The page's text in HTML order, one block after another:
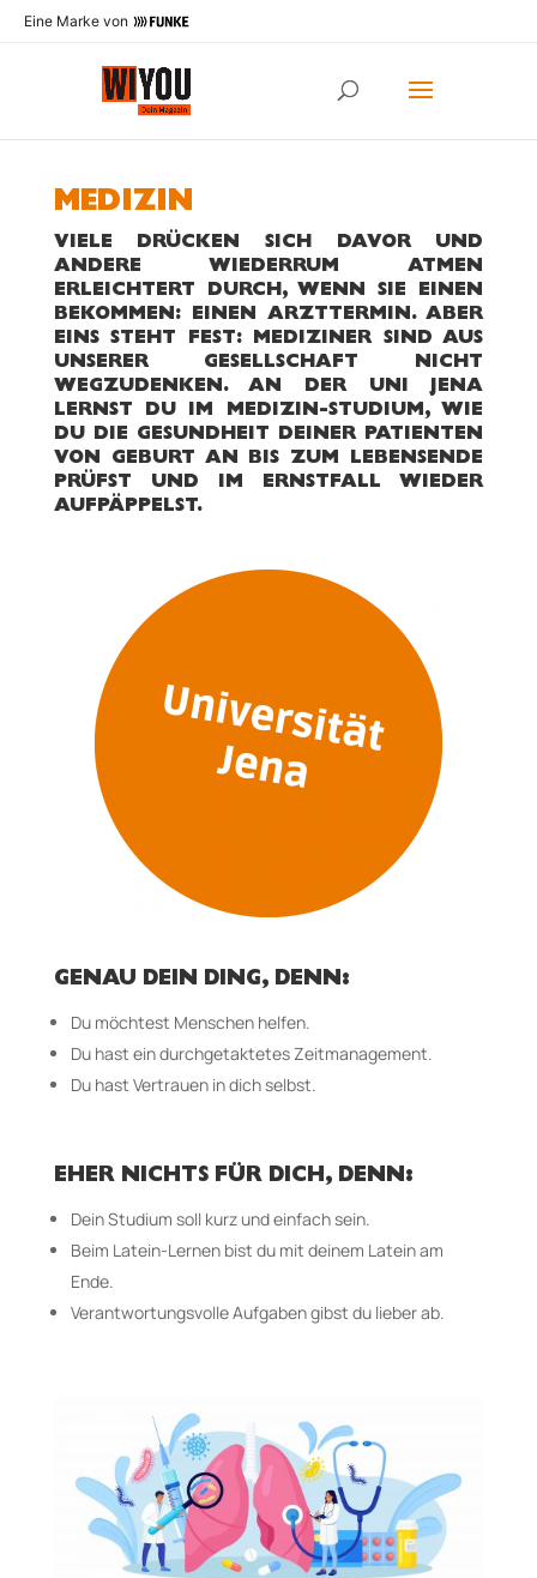
Eine Marke von
MEDIZIN
VIELE DRÜCKEN SICH DAVOR UND
ANDERE WIEDERRUM ATMEN
ERLEICHTERT DURCH, WENN SIE EINEN
BEKOMMEN: EINEN ARZTTERMIN. ABER
EINS STEHT FEST: MEDIZINER SIND AUS
UNSERER GESELLSCHAFT NICHT
WEGZUDENKEN. AN DER UNI JENA
LERNST DU IM MEDIZIN-STUDIUM, WIE
DU DIE GESUNDHEIT DEINER PATIENTEN
VON GEBURT AN BIS ZUM LEBENSENDE
PRÜFST UND IM ERNSTFALL WIEDER
AUFPÄPPELST.
GENAU DEIN DING, DENN:
Du möchtest Menschen helfen.
Du hast ein durchgetaktetes Zeitmanagement.
Du hast Vertrauen in dich selbst.
EHER NICHTS FÜR DICH, DENN:
Dein Studium soll kurz und einfach sein.
Beim Latein-Lernen bist du mit deinem Latein am
Ende.
Verantwortungsvolle Aufgaben gibst du lieber ab.